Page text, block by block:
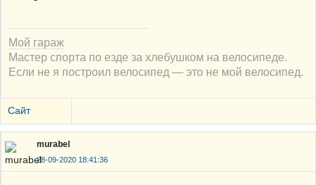
Мой гараж
Мастер спорта по езде за хлебушком на велосипеде.
Если не я построил велосипед — это не мой велосипед.
Сайт
murabel
28-09-2020 18:41:36